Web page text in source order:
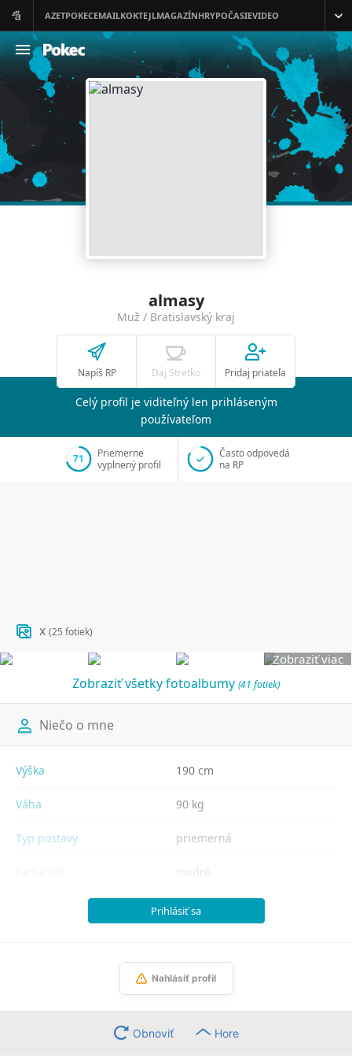
almasy
Muž / Bratislavský kraj
Napíš RP Daj Stretko Pridaj priateľa
Celý profil je viditeľný len prihláseným
používateľom
71
Priemerne
vyplnený profil
Často odpovedá
na RP
x(25 fotiek)
Zobraziť viac
Zobraziť všetky fotoalbumy (41 fotiek)
Niečo o mne
Výška 190 cm
Váha 90 kg
Typ postavy priemerná
Farba očí modré
Prihlásiť sa
Nahlásiť profil
Obnoviť Hore